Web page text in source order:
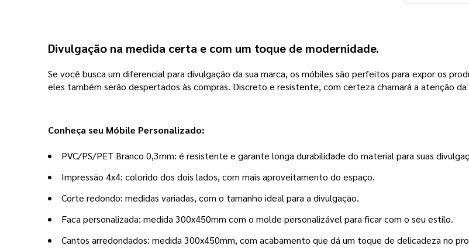
Divulgação na medida certa e com um toque de modernidade.
Se você busca um diferencial para divulgação da sua marca, os móbiles são perfeitos para expor os
eles também serão despertados às compras. Discreto e resistente, com certeza chamará a atenção
Conheça seu Móbile Personalizado:
PVC/PS/PET Branco 0,3mm: é resistente e garante longa durabilidade do material para suas
Impressão 4x4: colorido dos dois lados, com mais aproveitamento do espaço.
Corte redondo: medidas variadas, com o tamanho ideal para a divulgação.
Faca personalizada: medida 300x450mm com o molde personalizável para ficar com o seu estilo.
Cantos arredondados: medida 300x450mm, com acabamento que dá um toque de delicadeza no